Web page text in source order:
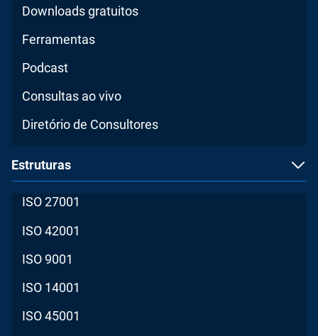
Downloads gratuitos
Ferramentas
Podcast
Consultas ao vivo
Diretório de Consultores
Estruturas
ISO 27001
ISO 42001
ISO 9001
ISO 14001
ISO 45001